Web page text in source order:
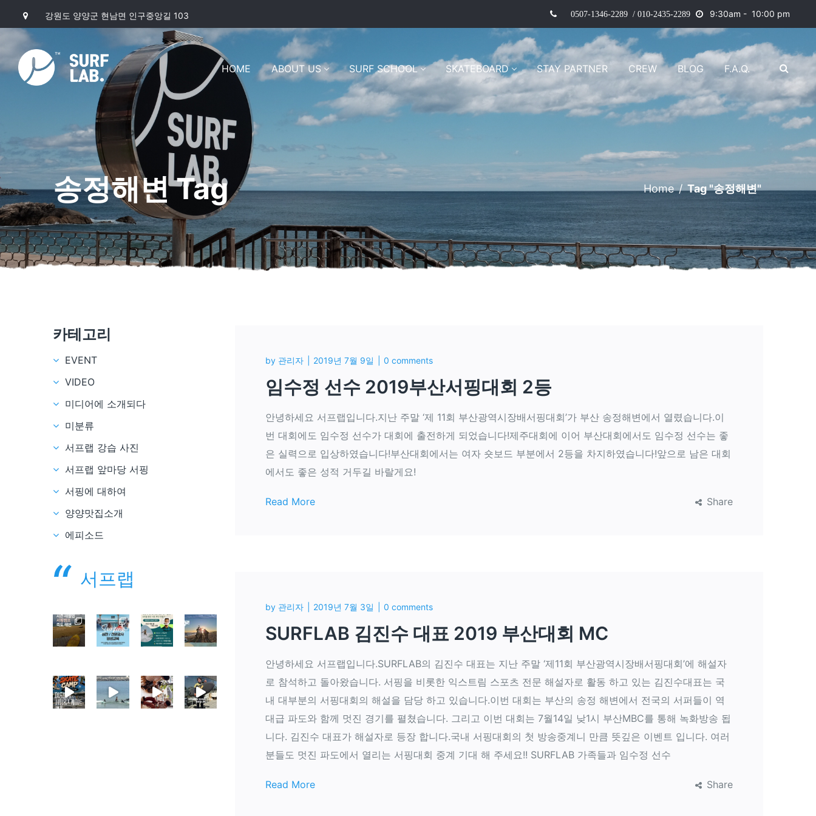
강원도 양양군 현남면 인구중앙길 103 0507-1346-2289 / 010-2435-2289 9:30am - 10:00 pm
HOME ABOUT US SURF SCHOOL SKATEBOARD STAY PARTNER CREW BLOG F.A.Q.
송정해변 Tag Home/Tag "송정해변"
by 관리자 2019년 7월 9일 0 comments
임수정 선수 2019부산서핑대회 2등
안녕하세요 서프랩입니다.지난 주말 ‘제 11회 부산광역시장배서핑대회’가 부산 송정해변에서 열렸습니다.이
번 대회에도 임수정 선수가 대회에 출전하게 되었습니다!제주대회에 이어 부산대회에서도 임수정 선수는 좋
은 실력으로 입상하였습니다!부산대회에서는 여자 숏보드 부분에서 2등을 차지하였습니다!앞으로 남은 대회
에서도 좋은 성적 거두길 바랄게요!
Read More Share
by 관리자 2019년 7월 3일 0 comments
SURFLAB 김진수 대표 2019 부산대회 MC
안녕하세요 서프랩입니다.SURFLAB의 김진수 대표는 지난 주말 ‘제11회 부산광역시장배서핑대회’에 해설자
로 참석하고 돌아왔습니다. 서핑을 비롯한 익스트림 스포츠 전문 해설자로 활동 하고 있는 김진수대표는 국
내 대부분의 서핑대회의 해설을 담당 하고 있습니다.이번 대회는 부산의 송정 해변에서 전국의 서퍼들이 역
대급 파도와 함께 멋진 경기를 펼쳤습니다. 그리고 이번 대회는 7월14일 낮1시 부산MBC를 통해 녹화방송 됩
니다. 김진수 대표가 해설자로 등장 합니다.국내 서핑대회의 첫 방송중계니 만큼 뜻깊은 이벤트 입니다. 여러
분들도 멋진 파도에서 열리는 서핑대회 중계 기대 해 주세요!! SURFLAB 가족들과 임수정 선수
Read More Share
카테고리
EVENT
VIDEO
미디어에 소개되다
미분류
서프랩 강습 사진
서프랩 앞마당 서핑
서핑에 대하여
양양맛집소개
에피소드
서프랩